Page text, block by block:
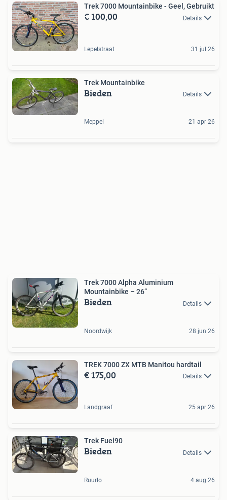
Trek 7000 Mountainbike - Geel, Gebruikt
€ 100,00 Details
Lepelstraat 31 jul 26
Trek Mountainbike
Bieden Details
Meppel 21 apr 26
Trek 7000 Alpha Aluminium
Mountainbike – 26”
Bieden Details
Noordwijk 28 jun 26
TREK 7000 ZX MTB Manitou hardtail
€ 175,00 Details
Landgraaf 25 apr 26
Trek Fuel90
Bieden Details
Ruurlo 4 aug 26